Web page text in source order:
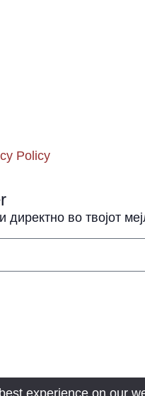
Policy
во твојот